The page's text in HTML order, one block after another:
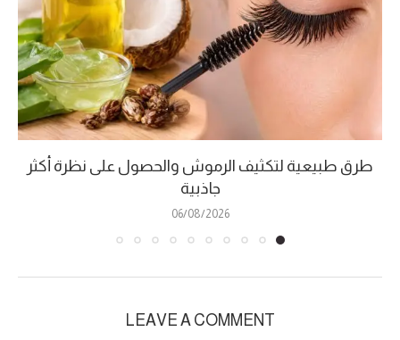
طرق طبيعية لتكثيف الرموش والحصول على نظرة أكثر
جاذبية
06/08/2026
LEAVE A COMMENT